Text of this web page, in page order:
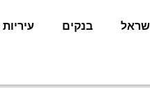
בנקים עיריות